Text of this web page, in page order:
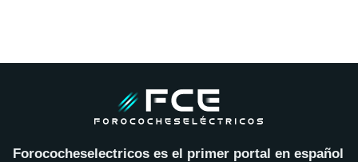
Forococheselectricos es el primer portal en español